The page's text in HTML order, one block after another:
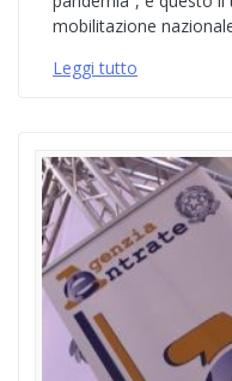
mobilitazione
Leggi tutto